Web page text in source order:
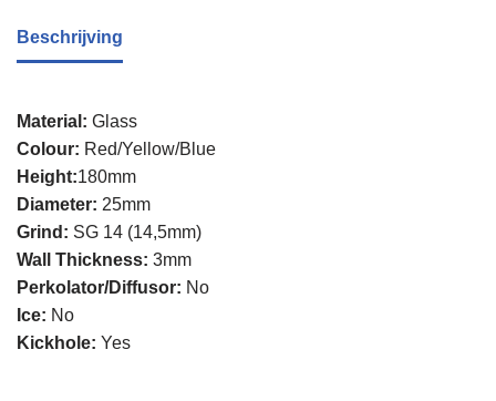
Beschrijving
Material: Glass
Colour: Red/Yellow/Blue
Height:180mm
Diameter: 25mm
Grind: SG 14 (14,5mm)
Wall Thickness: 3mm
Perkolator/Diffusor: No
Ice: No
Kickhole: Yes